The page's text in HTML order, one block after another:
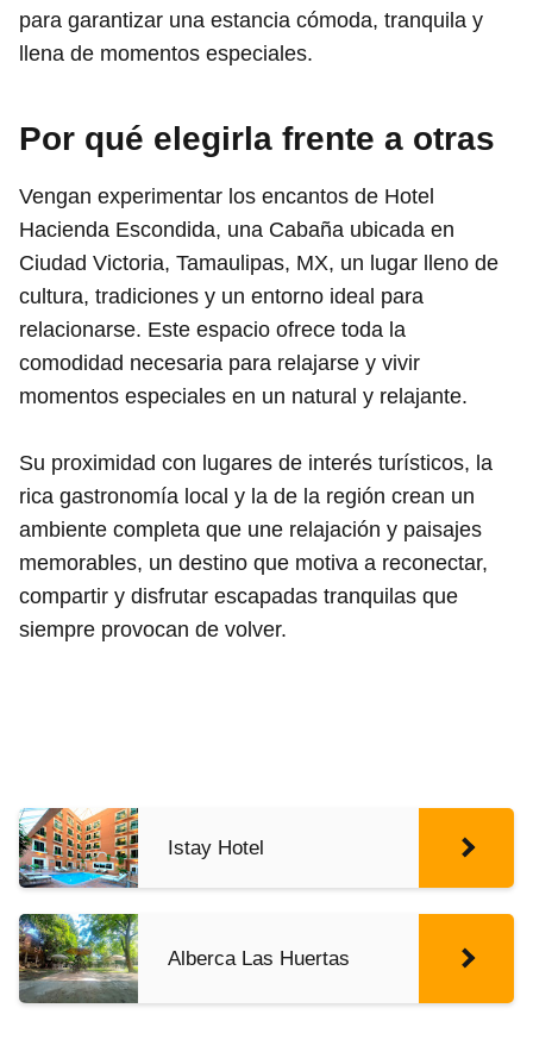
para garantizar una estancia cómoda, tranquila y
llena de momentos especiales.
Por qué elegirla frente a otras
Vengan experimentar los encantos de Hotel
Hacienda Escondida, una Cabaña ubicada en
Ciudad Victoria, Tamaulipas, MX, un lugar lleno de
cultura, tradiciones y un entorno ideal para
relacionarse. Este espacio ofrece toda la
comodidad necesaria para relajarse y vivir
momentos especiales en un natural y relajante.
Su proximidad con lugares de interés turísticos, la
rica gastronomía local y la de la región crean un
ambiente completa que une relajación y paisajes
memorables, un destino que motiva a reconectar,
compartir y disfrutar escapadas tranquilas que
siempre provocan de volver.
Istay Hotel
Alberca Las Huertas